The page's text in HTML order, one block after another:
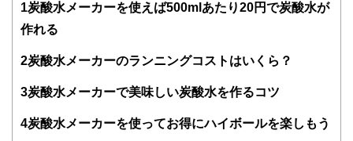
関わることで、読者目線のコンテンツを追求しています。
FinancialFieldの特徴は、ファイナンシャルプランナー、弁
ドバイザー、DCプランナー、公認会計士、社会保険労務
士、行政書士、投資アナリスト、キャリアコンサルタントな
1 炭酸水メーカーを使えば500mlあたり20円で炭酸水が
作れる
2炭酸水メーカーのランニングコストはいくら？
3炭酸水メーカーで美味しい炭酸水を作るコツ
4炭酸水メーカーを使ってお得にハイボールを楽しもう